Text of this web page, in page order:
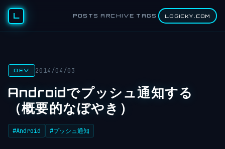
L POSTS ARCHIVE TAGS LOGICKY.COM
DEV 2014/04/03
Androidでプッシュ通知する
（概要的なぼやき）
#Android #プッシュ通知